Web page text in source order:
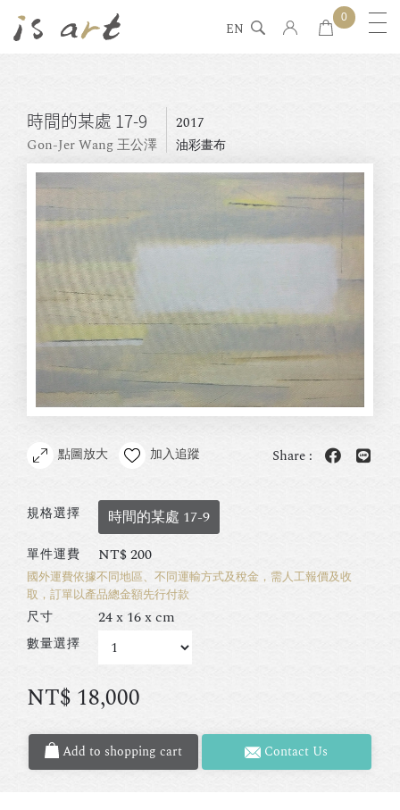
EN
0
時間的某處 17-9
Gon-Jer Wang 王公澤
2017
油彩畫布
點圖放大 加入追蹤 Share :
規格選擇 時間的某處 17-9
單件運費 NT$200
國外運費依據不同地區、不同運輸方式及稅金，需人工報價及收
取，訂單以產品總金額先行付款
尺寸 24 x 16 x cm
數量選擇
NT$ 18,000
Add to shopping cart Contact Us